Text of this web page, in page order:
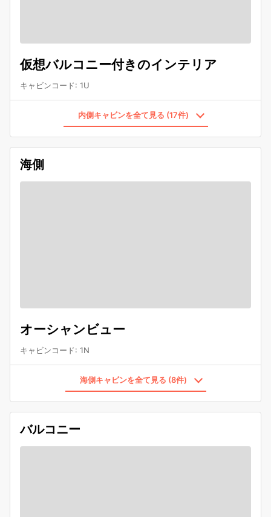
仮想バルコニー付きのインテリア
キャビンコード: 1U
内側キャビンを全て見る (17件)
海側
オーシャンビュー
キャビンコード: 1N
海側キャビンを全て見る (8件)
バルコニー